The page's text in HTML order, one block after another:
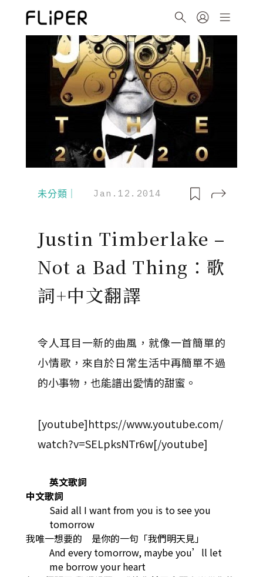
未分類｜ Jan.12.2014
Justin Timberlake –
Not a Bad Thing：歌
詞+中文翻譯
令人耳目一新的曲風，就像一首簡單的
小情歌，來自於日常生活中再簡單不過
的小事物，也能譜出愛情的甜蜜。
[youtube]https://www.youtube.com/
watch?v=SELpksNTr6w[/youtube]
英文歌詞
中文歌詞
Said all I want from you is to see you
tomorrow
我唯一想要的 是你的一句「我們明天見」
And every tomorrow, maybe you’ll let
me borrow your heart